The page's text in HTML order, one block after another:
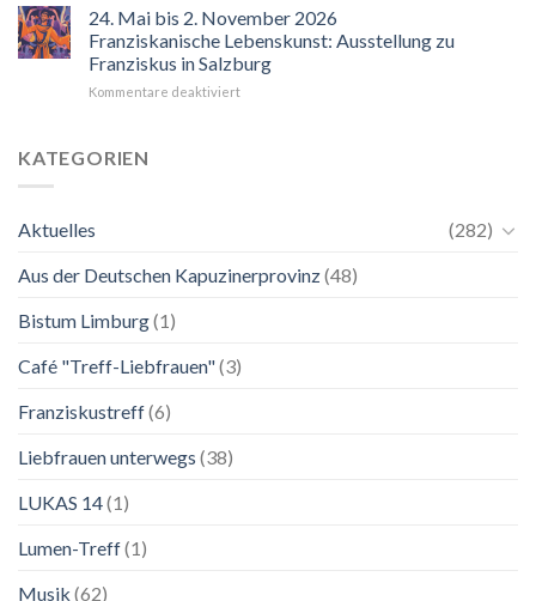
hilft
der
Blick
auf
Maria.
24. Mai bis 2. November 2026
Franziskanische Lebenskunst: Ausstellung zu
Franziskus in Salzburg
Kommentare deaktiviertfür
Ausstellung
KATEGORIEN
Aktuelles
(282)
Aus der Deutschen Kapuzinerprovinz(48)
Bistum Limburg(1)
Café "Treff-Liebfrauen"(3)
Franziskustreff(6)
Liebfrauen unterwegs (38)
LUKAS 14(1)
Lumen-Treff(1)
Musik (62)